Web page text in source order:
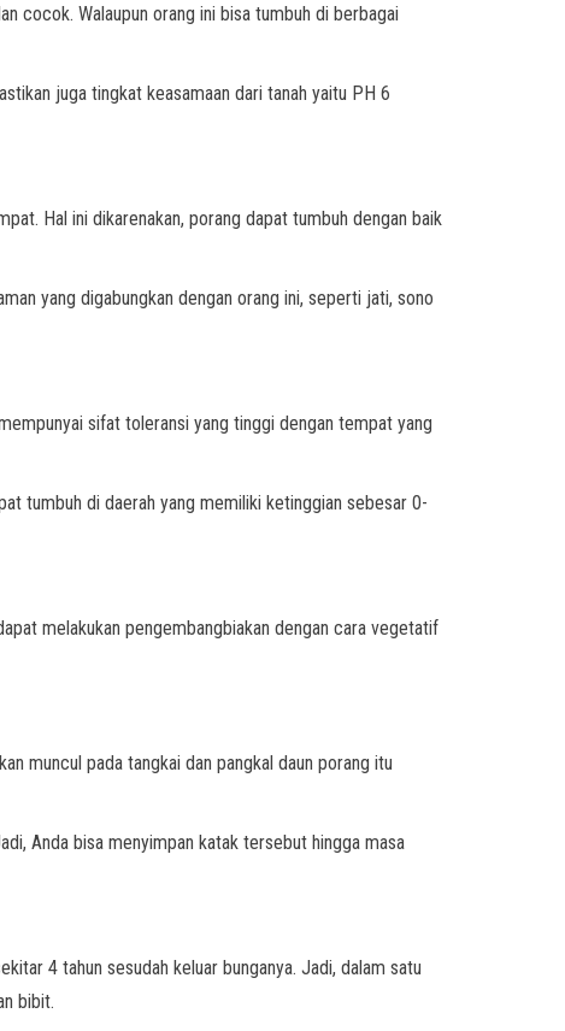
cocok. Walaupun orang ini bisa tumbuh di berbagai
juga tingkat keasamaan dari tanah yaitu PH 6
Hal ini dikarenakan, porang dapat tumbuh dengan baik
yang digabungkan dengan orang ini, seperti jati, sono
sifat toleransi yang tinggi dengan tempat yang
tumbuh di daerah yang memiliki ketinggian sebesar 0-
melakukan pengembangbiakan dengan cara vegetatif
muncul pada tangkai dan pangkal daun porang itu
Anda bisa menyimpan katak tersebut hingga masa
4 tahun sesudah keluar bunganya. Jadi, dalam satu
bibit.